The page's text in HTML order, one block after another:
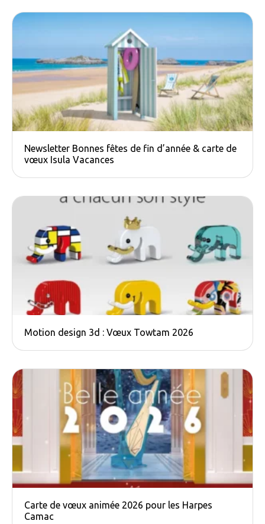
Newsletter Bonnes fêtes de fin d’année & carte de
vœux Isula Vacances
Motion design 3d : Vœux Towtam 2026
Carte de vœux animée 2026 pour les Harpes
Camac